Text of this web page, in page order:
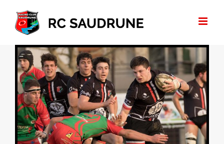
Passer
contenu
Voir
l'image
agrandie